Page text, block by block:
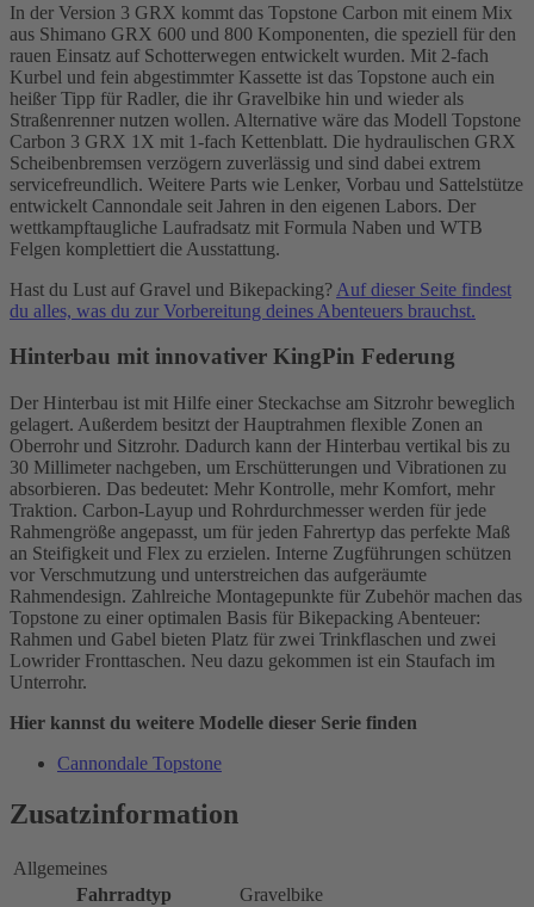
In der Version 3 GRX kommt das Topstone Carbon mit einem Mix
aus Shimano GRX 600 und 800 Komponenten, die speziell für den
rauen Einsatz auf Schotterwegen entwickelt wurden. Mit 2-fach
Kurbel und fein abgestimmter Kassette ist das Topstone auch ein
heißer Tipp für Radler, die ihr Gravelbike hin und wieder als
Straßenrenner nutzen wollen. Alternative wäre das Modell Topstone
Carbon 3 GRX 1X mit 1-fach Kettenblatt. Die hydraulischen GRX
Scheibenbremsen verzögern zuverlässig und sind dabei extrem
servicefreundlich. Weitere Parts wie Lenker, Vorbau und Sattelstütze
entwickelt Cannondale seit Jahren in den eigenen Labors. Der
wettkampftaugliche Laufradsatz mit Formula Naben und WTB
Felgen komplettiert die Ausstattung.
Hast du Lust auf Gravel und Bikepacking? Auf dieser Seite findest
du alles, was du zur Vorbereitung deines Abenteuers brauchst.
Hinterbau mit innovativer KingPin Federung
Der Hinterbau ist mit Hilfe einer Steckachse am Sitzrohr beweglich
gelagert. Außerdem besitzt der Hauptrahmen flexible Zonen an
Oberrohr und Sitzrohr. Dadurch kann der Hinterbau vertikal bis zu
30 Millimeter nachgeben, um Erschütterungen und Vibrationen zu
absorbieren. Das bedeutet: Mehr Kontrolle, mehr Komfort, mehr
Traktion. Carbon-Layup und Rohrdurchmesser werden für jede
Rahmengröße angepasst, um für jeden Fahrertyp das perfekte Maß
an Steifigkeit und Flex zu erzielen. Interne Zugführungen schützen
vor Verschmutzung und unterstreichen das aufgeräumte
Rahmendesign. Zahlreiche Montagepunkte für Zubehör machen das
Topstone zu einer optimalen Basis für Bikepacking Abenteuer:
Rahmen und Gabel bieten Platz für zwei Trinkflaschen und zwei
Lowrider Fronttaschen. Neu dazu gekommen ist ein Staufach im
Unterrohr.
Hier kannst du weitere Modelle dieser Serie finden
Cannondale Topstone
Zusatzinformation
Allgemeines
Fahrradtyp
Gravelbike